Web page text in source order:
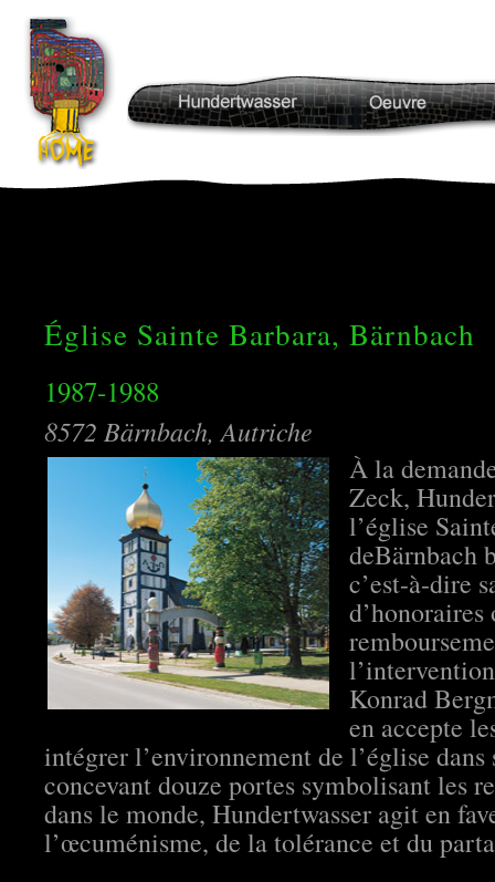
Église Sainte Barbara, Bärnbach
1987-1988
8572 Bärnbach, Autriche
À la
Zeck,
l’église
deBärnbach
c’est-à-dire
Konrad
en accepte
intégrer l’environnement de l’église
concevant douze portes symbolisant les
dans le monde, Hundertwasser agit en
l’œcuménisme, de la tolérance et du